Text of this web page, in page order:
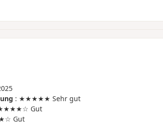
: ★★★★★ Sehr gut
Gut
Gut